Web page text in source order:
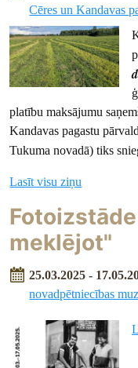
Cēres un Kandavas
platību maksājumu
Kandavas pagastu
Tukuma novadā) tiks
Lasīt visu ziņu
meklējot"
25.03.2025 -
novadpētniecības